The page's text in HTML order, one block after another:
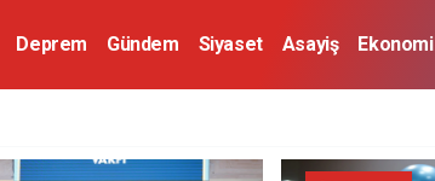
Deprem Gündem Siyaset Asayiş Ekonomi